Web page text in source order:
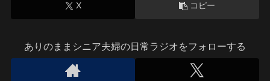
X コピー
ありのままシニア夫婦の日常ラジオをフォローする